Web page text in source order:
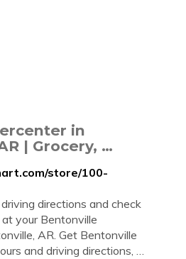
in
| Grocery, …
store/100-
directions and check
your Bentonville
AR. Get Bentonville
and driving directions, …